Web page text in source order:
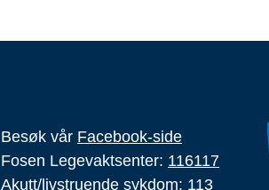
Besøk vår Facebook-side
Fosen Legevaktsenter: 116117
Akutt/livstruende sykdom: 113